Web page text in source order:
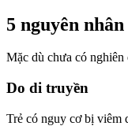
5 nguyên
Mặc dù chưa có
Do di truyền
Trẻ có nguy cơ bị viêm